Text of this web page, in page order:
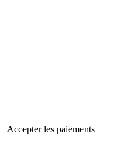
Accepter les paiements